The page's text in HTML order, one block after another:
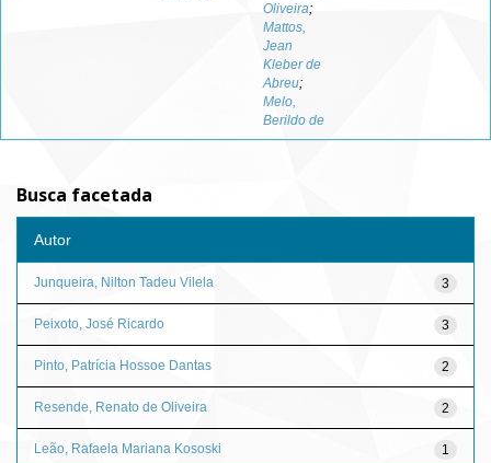
Oliveira;
Mattos,
Jean
Kleber de
Abreu;
Melo,
Berildo de
Busca facetada
Autor
3
Junqueira, Nilton Tadeu Vilela
3
Peixoto, José Ricardo
2
Pinto, Patrícia Hossoe Dantas
2
Resende, Renato de Oliveira
1
Leão, Rafaela Mariana Kososki